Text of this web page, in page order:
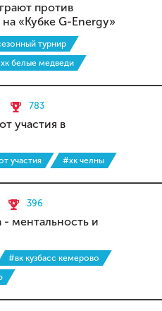
против
«Кубке G-Energy»
турнир
белые медведи
783
участия в
участия #хк челны
396
ментальность и
#вк кузбасс кемерово